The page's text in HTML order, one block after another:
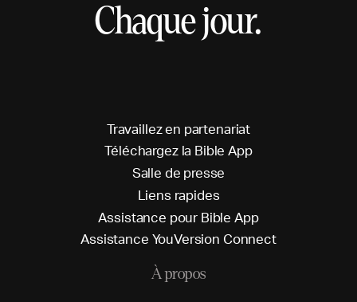
Chaque jour.
Travaillezen partenariat
Téléchargez la Bible App
Salle de presse
L iens rapides
Assistance pour Bible App
Assistance YouVersion Connect
À propos